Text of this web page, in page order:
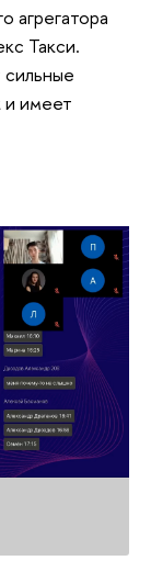
агрегатора
Такси.
сильные
и имеет